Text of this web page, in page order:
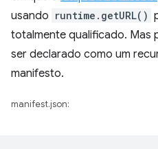
usando runtime.getURL()
totalmente qualificado. Mas
ser declarado como um
manifesto.
manifest.json: